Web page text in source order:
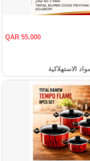
QAR 55.000
الاستهلاكية